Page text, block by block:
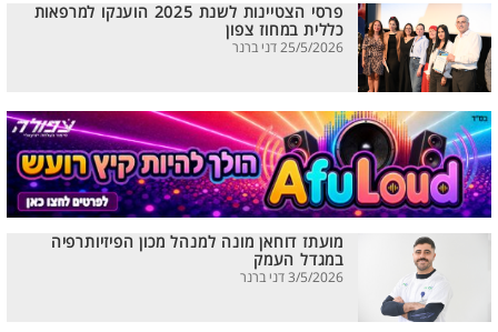
פרסי הצטיינות לשנת 2025 הוענקו למרפאות
כללית במחוז צפון
25/5/2026 דני ברנר
מועתז דוחאן מונה למנהל מכון הפיזיותרפיה
במגדל העמק
3/5/2026 דני ברנר